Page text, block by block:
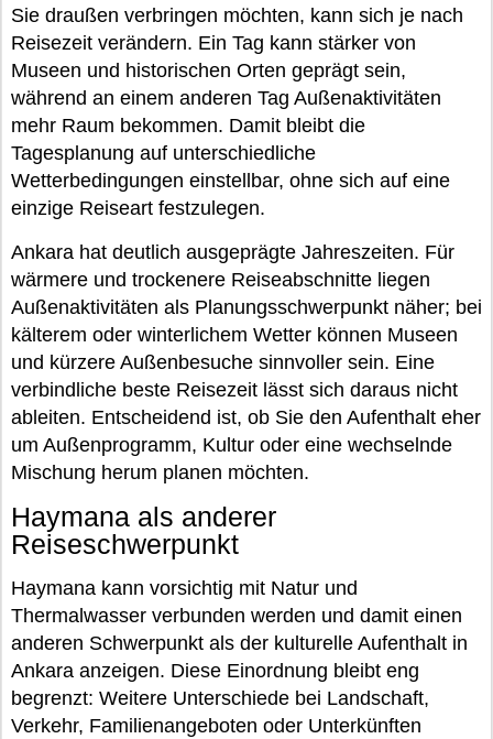
Sie draußen verbringen möchten, kann sich je nach
Reisezeit verändern. Ein Tag kann stärker von
Museen und historischen Orten geprägt sein,
während an einem anderen Tag Außenaktivitäten
mehr Raum bekommen. Damit bleibt die
Tagesplanung auf unterschiedliche
Wetterbedingungen einstellbar, ohne sich auf eine
einzige Reiseart festzulegen.
Ankara hat deutlich ausgeprägte Jahreszeiten. Für
wärmere und trockenere Reiseabschnitte liegen
Außenaktivitäten als Planungsschwerpunkt näher; bei
kälterem oder winterlichem Wetter können Museen
und kürzere Außenbesuche sinnvoller sein. Eine
verbindliche beste Reisezeit lässt sich daraus nicht
ableiten. Entscheidend ist, ob Sie den Aufenthalt eher
um Außenprogramm, Kultur oder eine wechselnde
Mischung herum planen möchten.
Haymana als anderer
Reiseschwerpunkt
Haymana kann vorsichtig mit Natur und
Thermalwasser verbunden werden und damit einen
anderen Schwerpunkt als der kulturelle Aufenthalt in
Ankara anzeigen. Diese Einordnung bleibt eng
begrenzt: Weitere Unterschiede bei Landschaft,
Verkehr, Familienangeboten oder Unterkünften